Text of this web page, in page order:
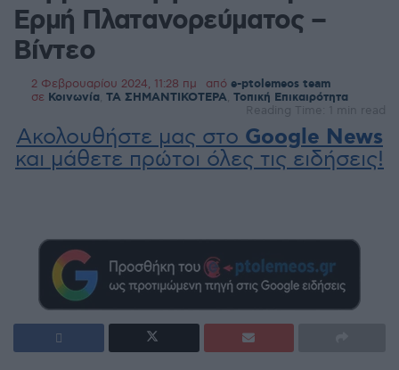
Ερμή Πλατανορεύματος –
Βίντεο
2 Φεβρουαρίου 2024, 11:28 πμ από e-ptolemeos team
σε Κοινωνία ΤΑ ΣΗΜΑΝΤΙΚΟΤΕΡΑ Τοπική Επικαιρότητα
Reading Time: 1 min read
Ακολουθήστε μας στο Google News
και μάθετε πρώτοι όλες τις ειδήσεις!